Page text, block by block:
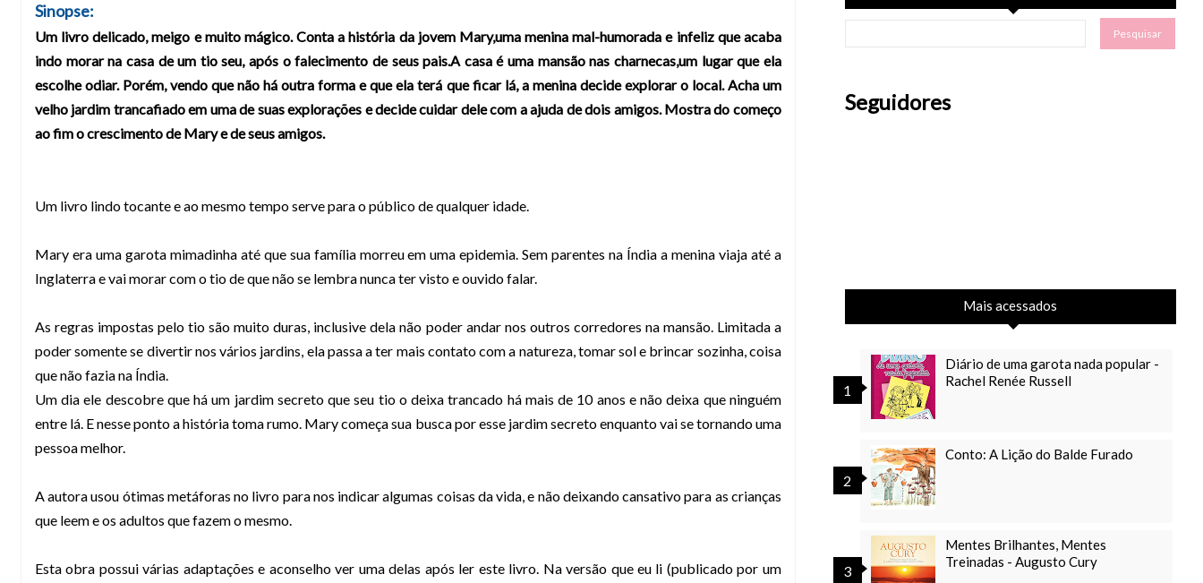
Sinopse:
Um livro delicado, meigo e muito mágico. Conta a história da jovem Mary,uma menina mal-humorada e infeliz que acaba
indo morar na casa de um tio seu, após o falecimento de seus pais.A casa é uma mansão nas charnecas,um lugar que ela
escolhe odiar. Porém, vendo que não há outra forma e que ela terá que ficar lá, a menina decide explorar o local. Acha um
velho jardim trancafiado em uma de suas explorações e decide cuidar dele com a ajuda de dois amigos. Mostra do começo
ao fim o crescimento de Mary e de seus amigos.
Um livro lindo tocante e ao mesmo tempo serve para o público de qualquer idade.
Mary era uma garota mimadinha até que sua família morreu em uma epidemia. Sem parentes na Índia a menina viaja até a
Inglaterra e vai morar com o tio de que não se lembra nunca ter visto e ouvido falar.
As regras impostas pelo tio são muito duras, inclusive dela não poder andar nos outros corredores na mansão. Limitada a
poder somente se divertir nos vários jardins, ela passa a ter mais contato com a natureza, tomar sol e brincar sozinha, coisa
que não fazia na Índia.
Um dia ele descobre que há um jardim secreto que seu tio o deixa trancado há mais de 10 anos e não deixa que ninguém
entre lá. E nesse ponto a história toma rumo. Mary começa sua busca por esse jardim secreto enquanto vai se tornando uma
pessoa melhor.
A autora usou ótimas metáforas no livro para nos indicar algumas coisas da vida, e não deixando cansativo para as crianças
que leem e os adultos que fazem o mesmo.
Esta obra possui várias adaptações e aconselho ver uma delas após ler este livro. Na versão que eu li (publicado por um
Seguidores
Mais acessados
Diário de uma garota nada popular -
Rachel Renée Russell
Conto: A Lição do Balde Furado
Mentes Brilhantes, Mentes
Treinadas - Augusto Cury